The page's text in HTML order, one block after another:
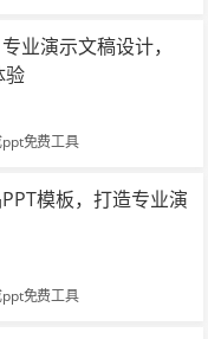
业演示文稿设计，
验
免费工具
模板，打造专业演
免费工具